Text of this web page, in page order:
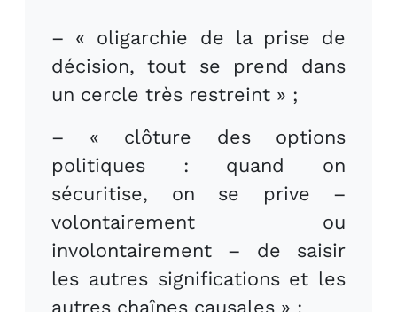
– « oligarchie de la prise de
décision, tout se prend dans
un cercle très restreint » ;
– « clôture des options
politiques : quand on
sécuritise, on se prive –
volontairement ou
involontairement – de saisir
les autres significations et les
autres chaînes causales » ;